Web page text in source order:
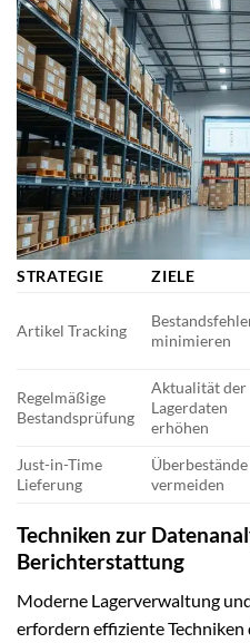
STRATEGIE ZIELE
Artikel Tracking
minimieren
Regelmäßige
Bestandsprüfung
Aktualität der
Lagerdaten
erhöhen
Just-in-Time
Lieferung
Überbestände
vermeiden
Techniken zur
Berichterstattung
Moderne Lagerverwaltung
erfordern effiziente Techniken